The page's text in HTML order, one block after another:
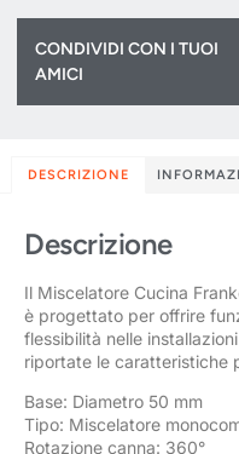
CONDIVIDI CON I TUOI
AMICI
DESCRIZIONE
Descrizione
Il Miscelatore Cucina
è progettato per offrire
flessibilità nelle
riportate le caratteristiche
Base: Diametro 50 mm
Tipo: Miscelatore
Rotazione canna: 360°